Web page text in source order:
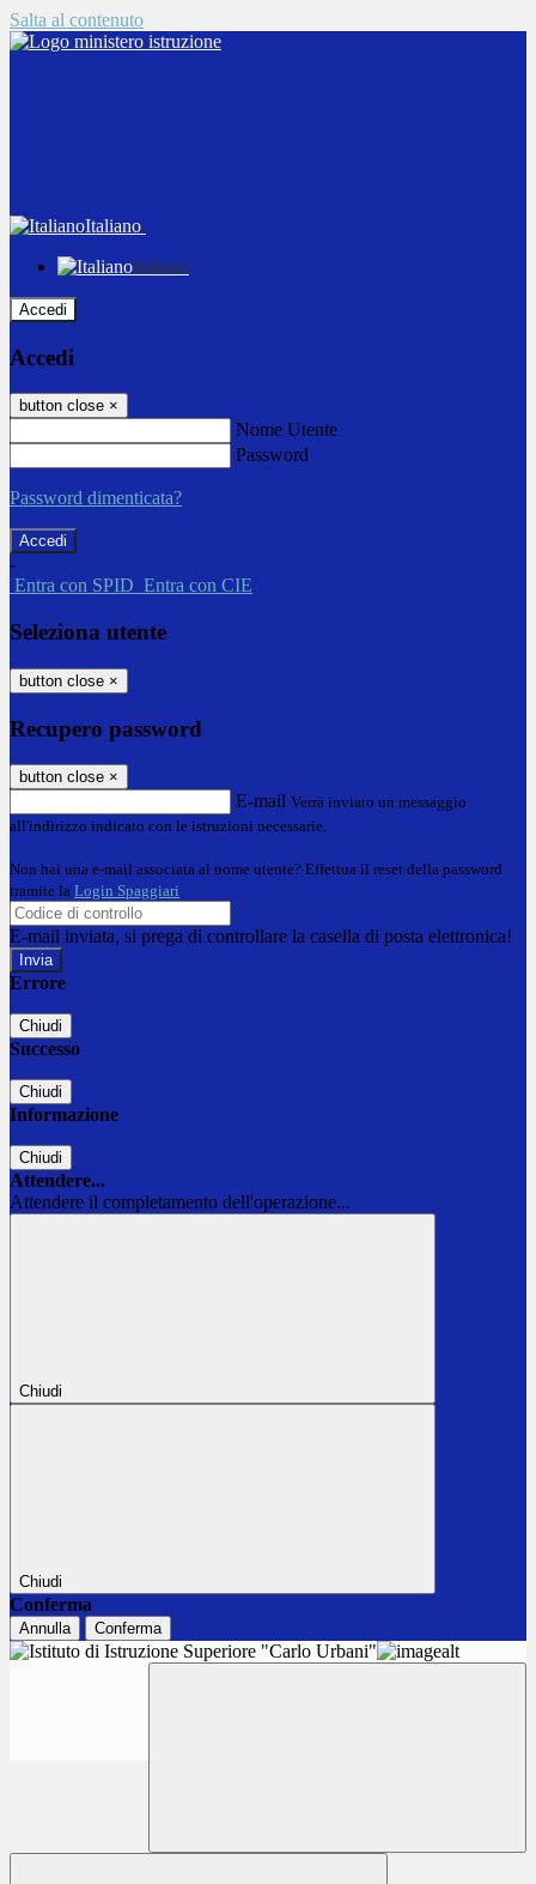
Salta al contenuto
Italiano
Italiano
Accedi
Accedi
button close ×
Nome Utente
Password
Password dimenticata?
-
Entra con SPID Entra con CIE
Seleziona utente
button close ×
Recupero password
button close ×
E-mail Verrà inviato un messaggio
all'indirizzo indicato con le istruzioni necessarie.
Non hai una e-mail associata al nome utente? Effettua il reset della password
tramite la Login Spaggiari
E-mail inviata, si prega di controllare la casella di posta elettronica!
Errore
Chiudi
Successo
Chiudi
Informazione
Chiudi
Attendere...
Attendere il completamento dell'operazione...
Chiudi
Chiudi
Conferma
Annulla Conferma